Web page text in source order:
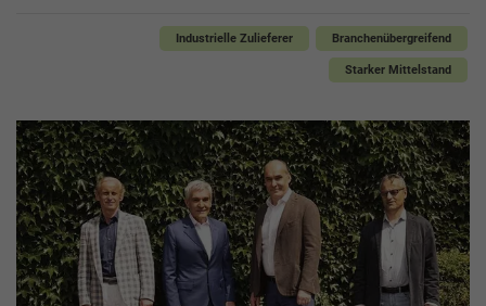
Industrielle Zulieferer Branchenübergreifend
Starker Mittelstand